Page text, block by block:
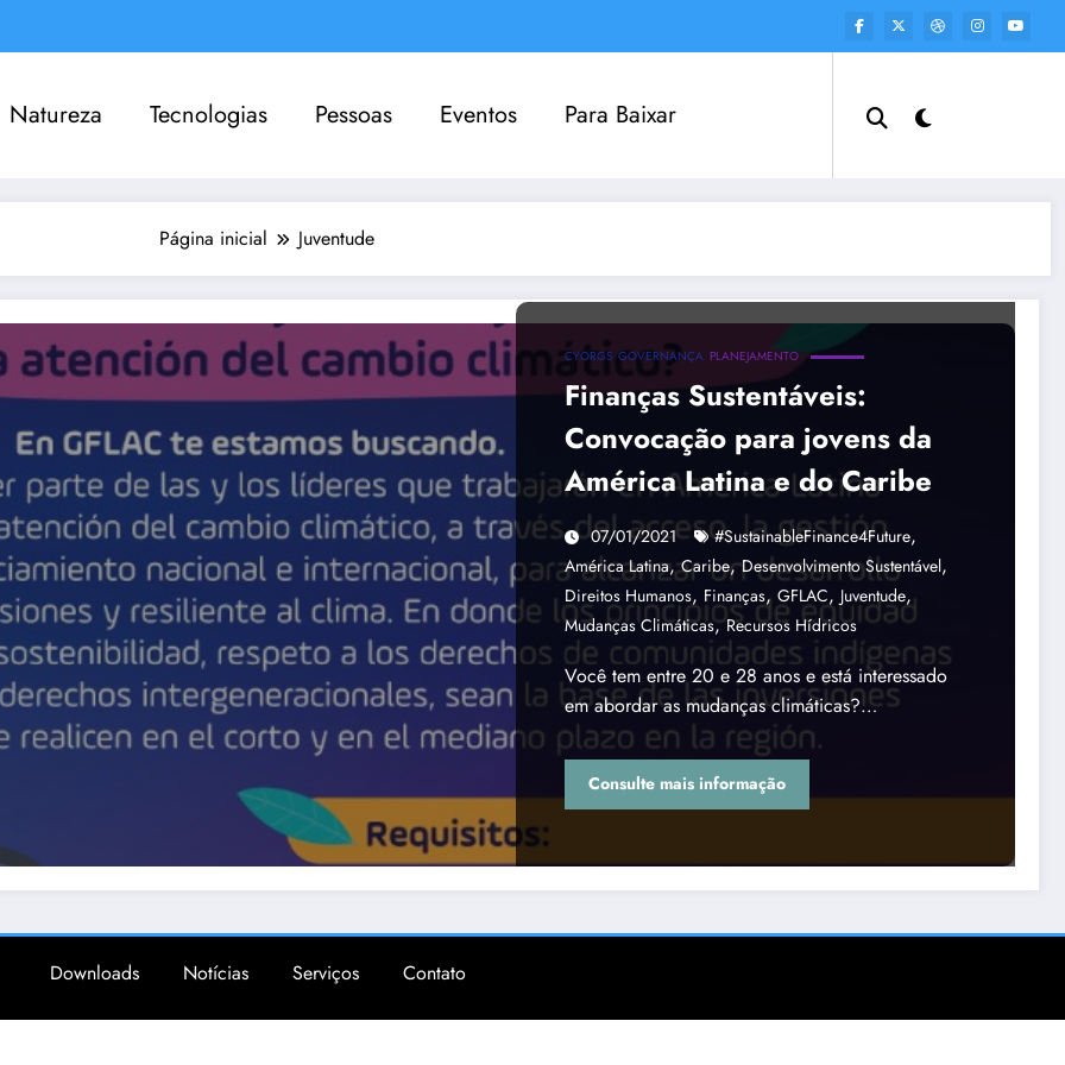
Natureza Tecnologias Pessoas Eventos Para Baixar
Página inicial Juventude
CYORGS GOVERNANÇA PLANEJAMENTO
Finanças Sustentáveis:
Convocação para jovens da
América Latina e do Caribe
07/01/2021 #SustainableFinance4Future,
América Latina,Caribe,Desenvolvimento Sustentável,
Direitos Humanos, Finanças, GFLAC, Juventude,
Mudanças Climáticas,Recursos Hídricos
Você tem entre 20 e 28 anos e está interessado
em abordar as mudanças climáticas?…
Consulte mais informação
Downloads Notícias Serviços Contato